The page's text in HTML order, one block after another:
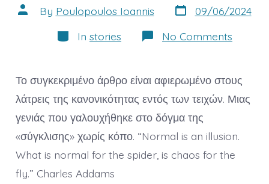
Post
author
By Poulopoulos Ioannis Post
date
09/06/2024
Categories
In stories No Comments
Η
και
μια
νέα
Το συγκεκριμένο άρθρο είναι αφιερωμένο στους
λάτρεις της κανονικότητας εντός των τειχών. Μιας
γενιάς που γαλουχήθηκε στο δόγμα της
«σύγκλισης» χωρίς κόπο. “Normal is an illusion.
What is normal for the spider, is chaos for the
fly.” Charles Addams